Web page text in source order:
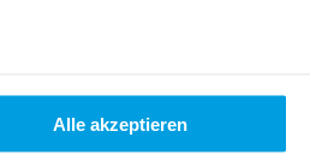
Alle akzeptieren